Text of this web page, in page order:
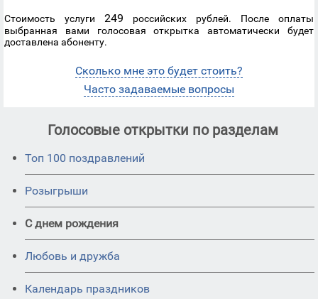
Стоимость услуги 249 российских рублей. После оплаты
выбранная вами голосовая открытка автоматически будет
доставлена абоненту.
Сколько мне это будет стоить?
Часто задаваемые вопросы
Голосовые открытки по разделам
Топ 100 поздравлений
Розыгрыши
С днем рождения
Любовь и дружба
Календарь праздников